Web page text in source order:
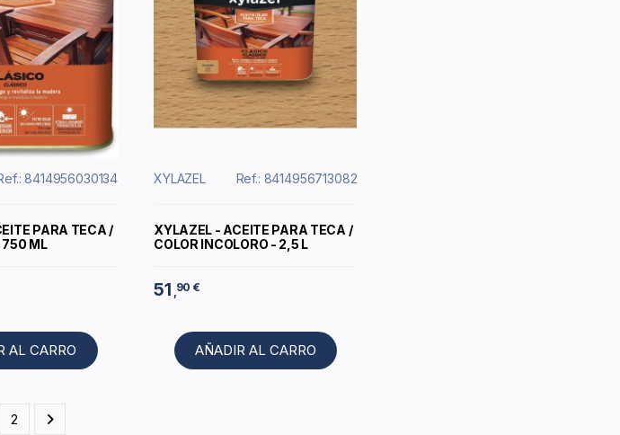
8414956030134
PARA TECA /
750 ML
AL CARRO
XYLAZEL Ref.: 8414956713082
XYLAZEL - ACEITE PARA TECA /
COLOR INCOLORO - 2,5 L
51 90 €
AÑADIR AL CARRO
2